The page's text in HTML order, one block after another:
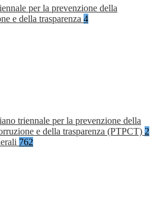
per la prevenzione della
e della trasparenza 4
triennale per la prevenzione della
e della trasparenza (PTPCT) 2
762